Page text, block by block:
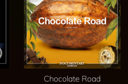
Chocolate Road